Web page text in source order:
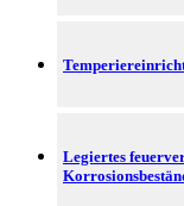
Legiertes